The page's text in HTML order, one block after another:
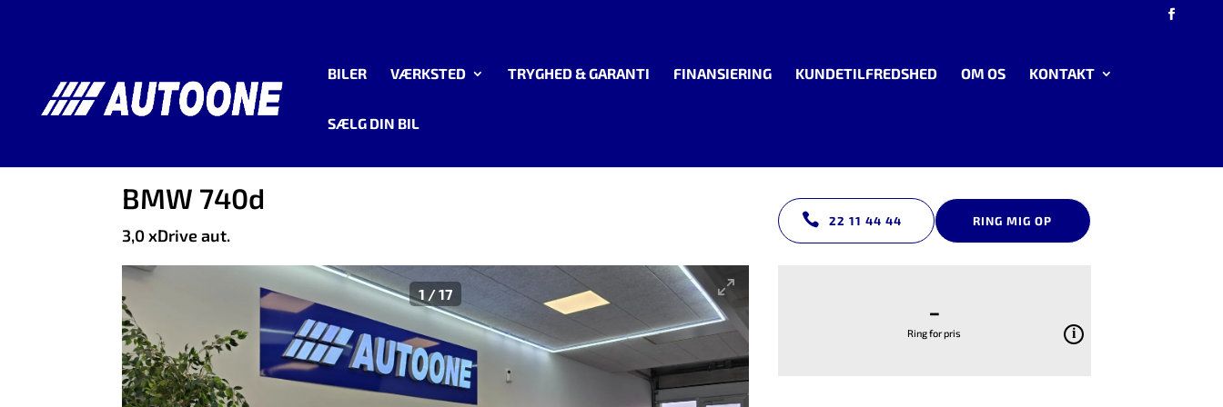
BILER VÆRKSTED TRYGHED & GARANTI FINANSIERING KUNDETILFREDSHED OM OS KONTAKT
SÆLG DIN BIL
BMW 740d
3,0 xDrive aut.
22 11 44 44 RING MIG OP
1 /17 -
Ring for pris